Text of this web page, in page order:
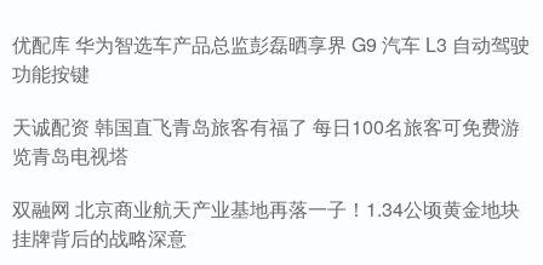
优配库 华为智选车产品总监彭磊晒享界 G9 汽车 L3 自动驾驶
功能按键
天诚配资 韩国直飞青岛旅客有福了 每日100名旅客可免费游
览青岛电视塔
双融网 北京商业航天产业基地再落一子！1.34公顷黄金地块
挂牌背后的战略深意